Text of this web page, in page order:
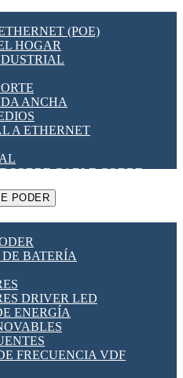
[VDF]
SSR
CABLE
(POE)
HOGAR
ANCHA
A ETHERNET
SOBRE CABLE COBRE
IOT
PODER
BATERÍA
DRIVER LED
ENERGÍA
FRECUENCIA VDF